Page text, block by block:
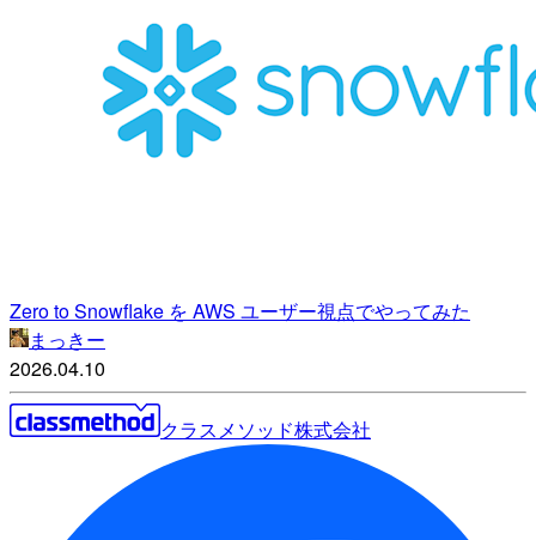
Zero to Snowflake を AWS ユーザー視点でやってみた
まっきー
2026.04.10
クラスメソッド株式会社